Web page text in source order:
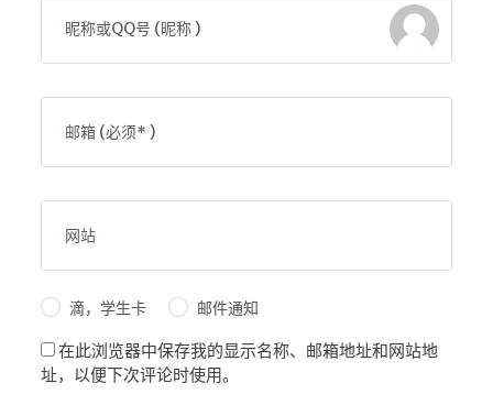
滴，学生卡 邮件通知
在此浏览器中保存我的显示名称、邮箱地址和网站地
址，以便下次评论时使用。